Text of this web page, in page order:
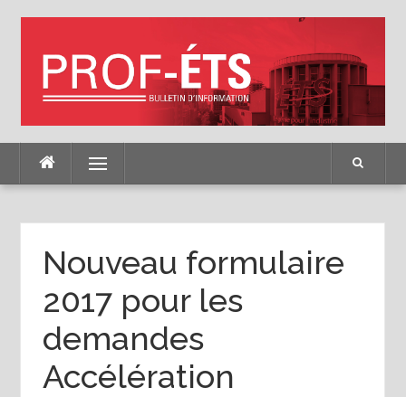
Menu
Nouveau formulaire
2017 pour les
demandes
Accélération